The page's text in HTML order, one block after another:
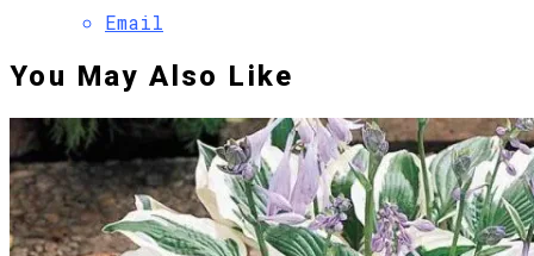
Email
You May Also Like